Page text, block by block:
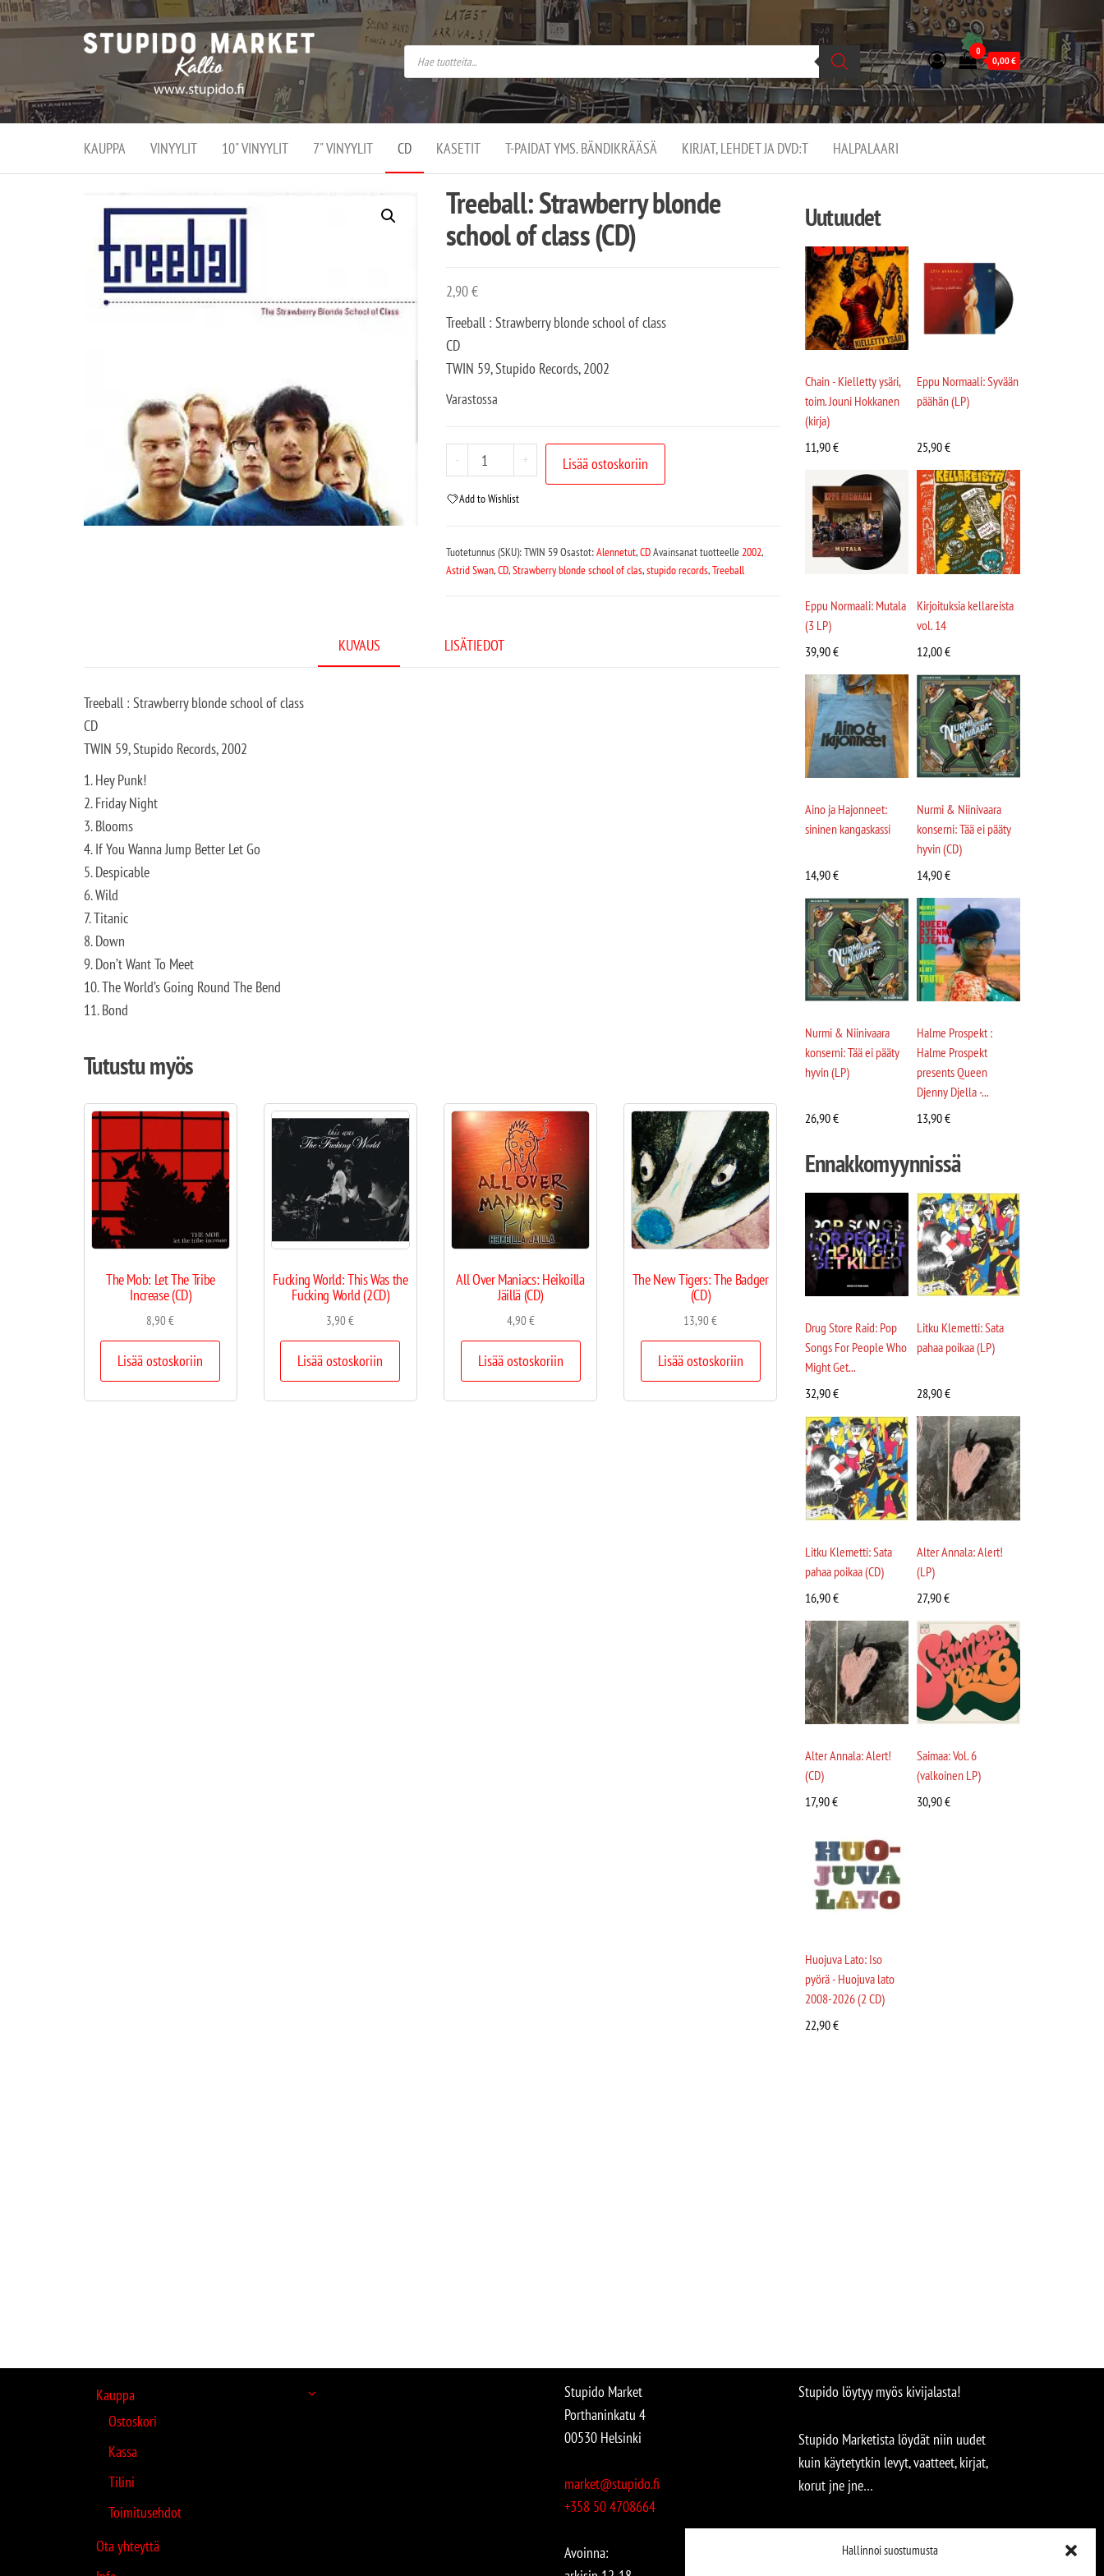
Hallinnoi suostumusta
Stupido
Market –
verkossa
ja
kivijalassa
Stupido Market on
vaihtoehtomusaan
erikoistunut
verkko- sekä
kivijalkakauppa
Helsingissä
Kallion
0
0,00€
KAUPPA VINYYLIT 10" VINYYLIT 7" VINYYLIT CD KASETIT T-PAIDAT YMS. BÄNDIKRÄÄSÄ KIRJAT, LEHDET JA DVD:T HALPALAARI
Treeball: Strawberry blonde
school of class (CD)
2,90€
Treeball : Strawberry blonde school of class
CD
TWIN 59, Stupido Records, 2002
Varastossa
- + Lisää ostoskoriin
Add to Wishlist
Tuotetunnus (SKU):TWIN 59Osastot:Alennetut,CDAvainsanat tuotteelle2002,
Astrid Swan,CD,Strawberry blonde school of clas,stupido records,Treeball
KUVAUS LISÄTIEDOT
Treeball : Strawberry blonde school of class
CD
TWIN 59, Stupido Records, 2002
1. Hey Punk!
2. Friday Night
3. Blooms
4. If You Wanna Jump Better Let Go
5. Despicable
6. Wild
7. Titanic
8. Down
9. Don’t Want To Meet
10. The World’s Going Round The Bend
11. Bond
Tutustu myös
The Mob: Let The Tribe
Increase (CD)
8,90€
Lisää ostoskoriin
Fucking World: This Was the
Fucking World (2CD)
3,90€
Lisää ostoskoriin
All Over Maniacs: Heikoilla
Jäillä (CD)
4,90€
Lisää ostoskoriin
The New Tigers: The Badger
(CD)
13,90€
Lisää ostoskoriin
Uutuudet
Chain - Kielletty ysäri,
toim. Jouni Hokkanen
(kirja)
11,90€
Eppu Normaali: Syvään
päähän (LP)
25,90€
Eppu Normaali: Mutala
(3 LP)
39,90€
Kirjoituksia kellareista
vol. 14
12,00€
Aino ja Hajonneet:
sininen kangaskassi
14,90€
Nurmi & Niinivaara
konserni: Tää ei pääty
hyvin (CD)
14,90€
Nurmi & Niinivaara
konserni: Tää ei pääty
hyvin (LP)
26,90€
Halme Prospekt :
Halme Prospekt
presents Queen
Djenny Djella -...
13,90€
Ennakkomyynnissä
Drug Store Raid: Pop
Songs For People Who
Might Get...
32,90€
Litku Klemetti: Sata
pahaa poikaa (LP)
28,90€
Litku Klemetti: Sata
pahaa poikaa (CD)
16,90€
Alter Annala: Alert!
(LP)
27,90€
Alter Annala: Alert!
(CD)
17,90€
Saimaa: Vol. 6
(valkoinen LP)
30,90€
Huojuva Lato: Iso
pyörä - Huojuva lato
2008-2026 (2 CD)
22,90€
Kauppa
Ostoskori
Kassa
Tilini
Toimitusehdot
Ota yhteyttä
Stupido Market
Porthaninkatu 4
00530 Helsinki
market@stupido.fi
+358 50 4708664
Avoinna:
Stupido löytyy myös kivijalasta!
Stupido Marketista löydät niin uudet
kuin käytetytkin levyt, vaatteet, kirjat,
korut jne jne…